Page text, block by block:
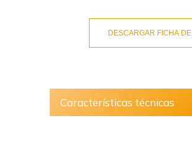
DESCARGAR FICHA
Características técnicas